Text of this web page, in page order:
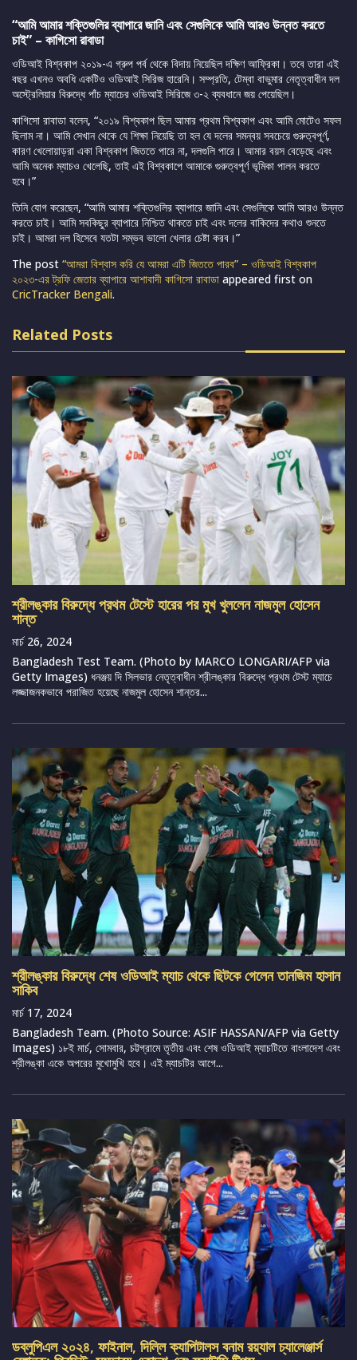
“আমি আমার শক্তিগুলির ব্যাপারে জানি এবং সেগুলিকে আমি আরও উন্নত করতে
চাই” – কাগিসো রাবাডা
ওডিআই বিশ্বকাপ ২০১৯-এ গ্রুপ পর্ব থেকে বিদায় নিয়েছিল দক্ষিণ আফ্রিকা। তবে তারা এই
বছর এখনও অবধি একটিও ওডিআই সিরিজ হারেনি। সম্প্রতি, টেম্বা বাভুমার নেতৃত্বাধীন দল
অস্ট্রেলিয়ার বিরুদ্ধে পাঁচ ম্যাচের ওডিআই সিরিজে ৩-২ ব্যবধানে জয় পেয়েছিল।
কাগিসো রাবাডা বলেন, “২০১৯ বিশ্বকাপ ছিল আমার প্রথম বিশ্বকাপ এবং আমি মোটেও সফল
ছিলাম না। আমি সেখান থেকে যে শিক্ষা নিয়েছি তা হল যে দলের সমন্বয় সবচেয়ে গুরুত্বপূর্ণ,
কারণ খেলোয়াড়রা একা বিশ্বকাপ জিততে পারে না, দলগুলি পারে। আমার বয়স বেড়েছে এবং
আমি অনেক ম্যাচও খেলেছি, তাই এই বিশ্বকাপে আমাকে গুরুত্বপূর্ণ ভূমিকা পালন করতে
হবে।”
তিনি যোগ করেছেন, “আমি আমার শক্তিগুলির ব্যাপারে জানি এবং সেগুলিকে আমি আরও উন্নত
করতে চাই। আমি সবকিছুর ব্যাপারে নিশ্চিত থাকতে চাই এবং দলের বাকিদের কথাও শুনতে
চাই। আমরা দল হিসেবে যতটা সম্ভব ভালো খেলার চেষ্টা করব।”
The post “আমরা বিশ্বাস করি যে আমরা এটি জিততে পারব” – ওডিআই বিশ্বকাপ
২০২৩-এর ট্রফি জেতার ব্যাপারে আশাবাদী কাগিসো রাবাডা appeared first on
CricTracker Bengali.
Related Posts
শ্রীলঙ্কার বিরুদ্ধে প্রথম টেস্টে হারের পর মুখ খুললেন নাজমুল হোসেন
শান্ত
মার্চ 26, 2024
Bangladesh Test Team. (Photo by MARCO LONGARI/AFP via
Getty Images) ধনঞ্জয় দি সিলভার নেতৃত্বাধীন শ্রীলঙ্কার বিরুদ্ধে প্রথম টেস্ট ম্যাচে
লজ্জাজনকভাবে পরাজিত হয়েছে নাজমুল হোসেন শান্তর...
শ্রীলঙ্কার বিরুদ্ধে শেষ ওডিআই ম্যাচ থেকে ছিটকে গেলেন তানজিম হাসান
সাকিব
মার্চ 17, 2024
Bangladesh Team. (Photo Source: ASIF HASSAN/AFP via Getty
Images) ১৮ই মার্চ, সোমবার, চট্টগ্রামে তৃতীয় এবং শেষ ওডিআই ম্যাচটিতে বাংলাদেশ এবং
শ্রীলঙ্কা একে অপরের মুখোমুখি হবে। এই ম্যাচটির আগে...
ডব্লুপিএল ২০২৪, ফাইনাল, দিল্লি ক্যাপিটালস বনাম রয়্যাল চ্যালেঞ্জার্স